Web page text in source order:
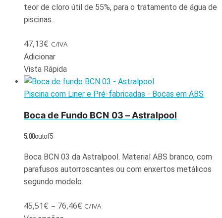
teor de cloro útil de 55%, para o tratamento de água de
piscinas.
47,13€ C/IVA
Adicionar
Vista Rápida
Piscina com Liner e Pré-fabricadas - Bocas em ABS
Boca de Fundo BCN 03 – Astralpool
5.00out of 5
Boca BCN 03 da Astralpool. Material ABS branco, com
parafusos autorroscantes ou com enxertos metálicos
segundo modelo.
45,51€ – 76,46€ C/IVA